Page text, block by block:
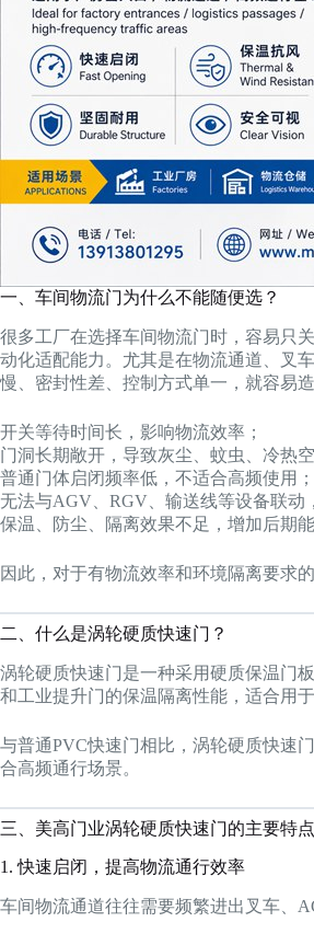
一、车间物流门为什么不能随便选？
很多工厂在选择车间物流门时，容易只
动化适配能力。尤其是在物流通道、叉
慢、密封性差、控制方式单一，就容易
开关等待时间长，影响物流效率；
门洞长期敞开，导致灰尘、蚊虫、冷热空
普通门体启闭频率低，不适合高频使用；
无法与AGV、RGV、输送线等设备联动
保温、防尘、隔离效果不足，增加后期
因此，对于有物流效率和环境隔离要求
二、什么是涡轮硬质快速门？
涡轮硬质快速门是一种采用硬质保温门
和工业提升门的保温隔离性能，适合用
与普通PVC快速门相比，涡轮硬质快速
合高频通行场景。
三、美高门业涡轮硬质快速门的主要特点
1. 快速启闭，提高物流通行效率
车间物流通道往往需要频繁进出叉车、